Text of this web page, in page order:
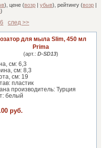
), цене (возр | убыв), рейтингу (возр |
)
6 след >>
для мыла Slim, 450 мл
Prima
(арт.:D-SD13)
см: 6,3
см: 8,3
см: 19
пластик
производитель: Турция
белый
руб.